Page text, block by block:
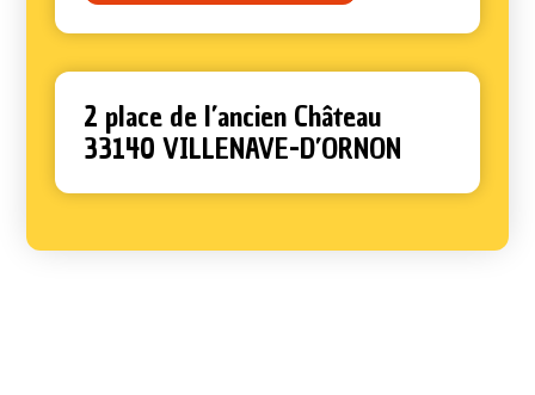
2 place de l’ancien Château
33140 VILLENAVE-D’ORNON